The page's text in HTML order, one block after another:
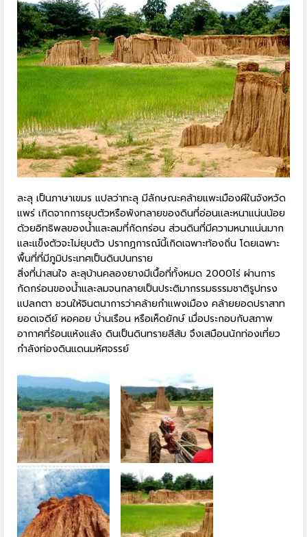
ละลุ เป็นภาษาเขมร แปลว่าทะลุ มีลักษณะคล้ายแพะเมืองผีในจังหวัด
แพร่ เกิดจากการยุบตัวหรือพังทลายของดินที่อ่อนและหนาแน่นน้อย
ด้วยอิทธิพลของน้ำและลมที่กัดกร่อน ส่วนดินที่มีความหนาแน่นมาก
และแข็งตัวจะไม่ยุบตัว ปรากฏการณ์นี้เกิดเฉพาะท้องถิ่น โดยเฉพาะ
พื้นที่ที่มีภูมิประเทศเป็นดินปนทราย
สิ่งที่น่าสนใจ ละลุบ้านคลองยางมีเนื้อที่ทั้งหมด 2000ไร่ ผ่านการ
กัดกร่อนของน้ำและลมจนกลายเป็นประติมากรรมธรรมชาติรูปทรง
แปลกตา ชวนให้จินตนาการว่าคล้ายกำแพงเมือง คล้ายยอดปราสาท
ยอดเจดีย์ หอคอย บ้่านเรือน หรือเห็ดยักษ์ เมื่อประกอบกับสภาพ
อากาศที่ร้อนแห้งแล้ง ดินเป็นดินทรายสีส้ม จึงเสมือนนักท่องเที่ยว
กำลังท่องดินแดนมหัศจรรย์